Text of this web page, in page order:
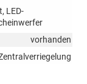
LED-
vorhanden